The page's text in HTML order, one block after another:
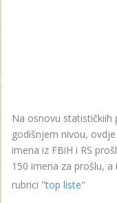
Na osnovu
godišnjem nivou,
imena iz FBiH i RS
150 imena za prošlu,
rubrici "top liste"